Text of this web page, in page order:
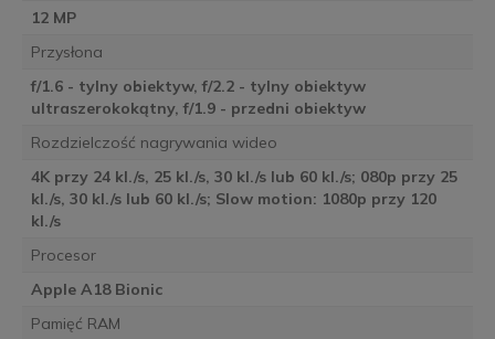
12 MP
Przysłona
f/1.6 - tylny obiektyw, f/2.2 - tylny obiektyw
ultraszerokokątny, f/1.9 - przedni obiektyw
Rozdzielczość nagrywania wideo
4K przy 24 kl./s, 25 kl./s, 30 kl./s lub 60 kl./s; 080p przy 25
kl./s, 30 kl./s lub 60 kl./s; Slow motion: 1080p przy 120
kl./s
Procesor
Apple A18 Bionic
Pamięć RAM